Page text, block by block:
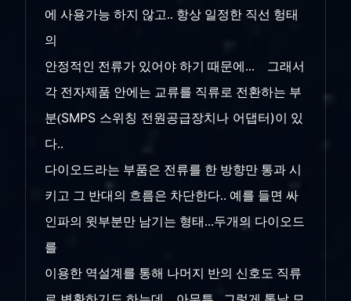
에 사용가능 하지 않고.. 항상 일정한 직선 헝태
의
안정적인 전류가 있어야 하기 때문에... 그래서
각 전자제품 안에는 교류를 직류로 전환하는 부
분(SMPS 스위칭 전원공급장치나 어댑터)이 있
다..
다이오드라는 부품은 전류를 한 방향만 통과 시
키고 그 반대의 흐름은 차단한다.. 예를 들면 싸
인파의 윗부분만 남기는 형태...두개의 다이오드
를
이용한 역설계를 통해 나머지 반의 신호도 직류